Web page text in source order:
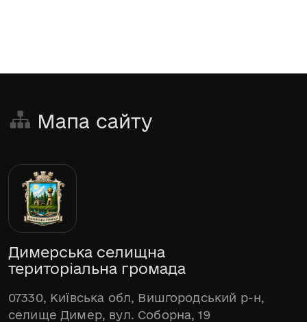
Мапа сайту
Димерська селищна
територіальна громада
07330, Київська обл, Вишгородський р-н,
селище Димер, вул. Соборна, 19